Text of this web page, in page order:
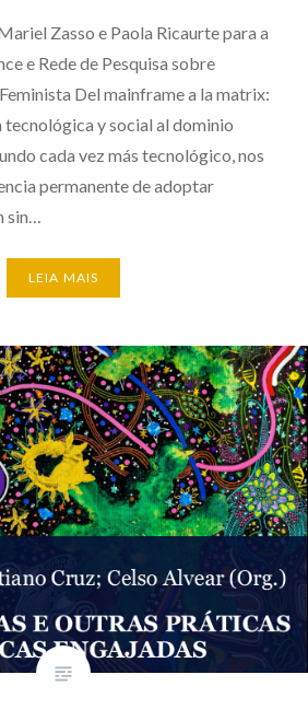
Zasso e Paola Ricaurte para a
e Rede de Pesquisa sobre
Del mainframe a la matrix:
y social al dominio
cada vez más tecnológico, nos
permanente de adoptar
sin…
LEIA MAIS